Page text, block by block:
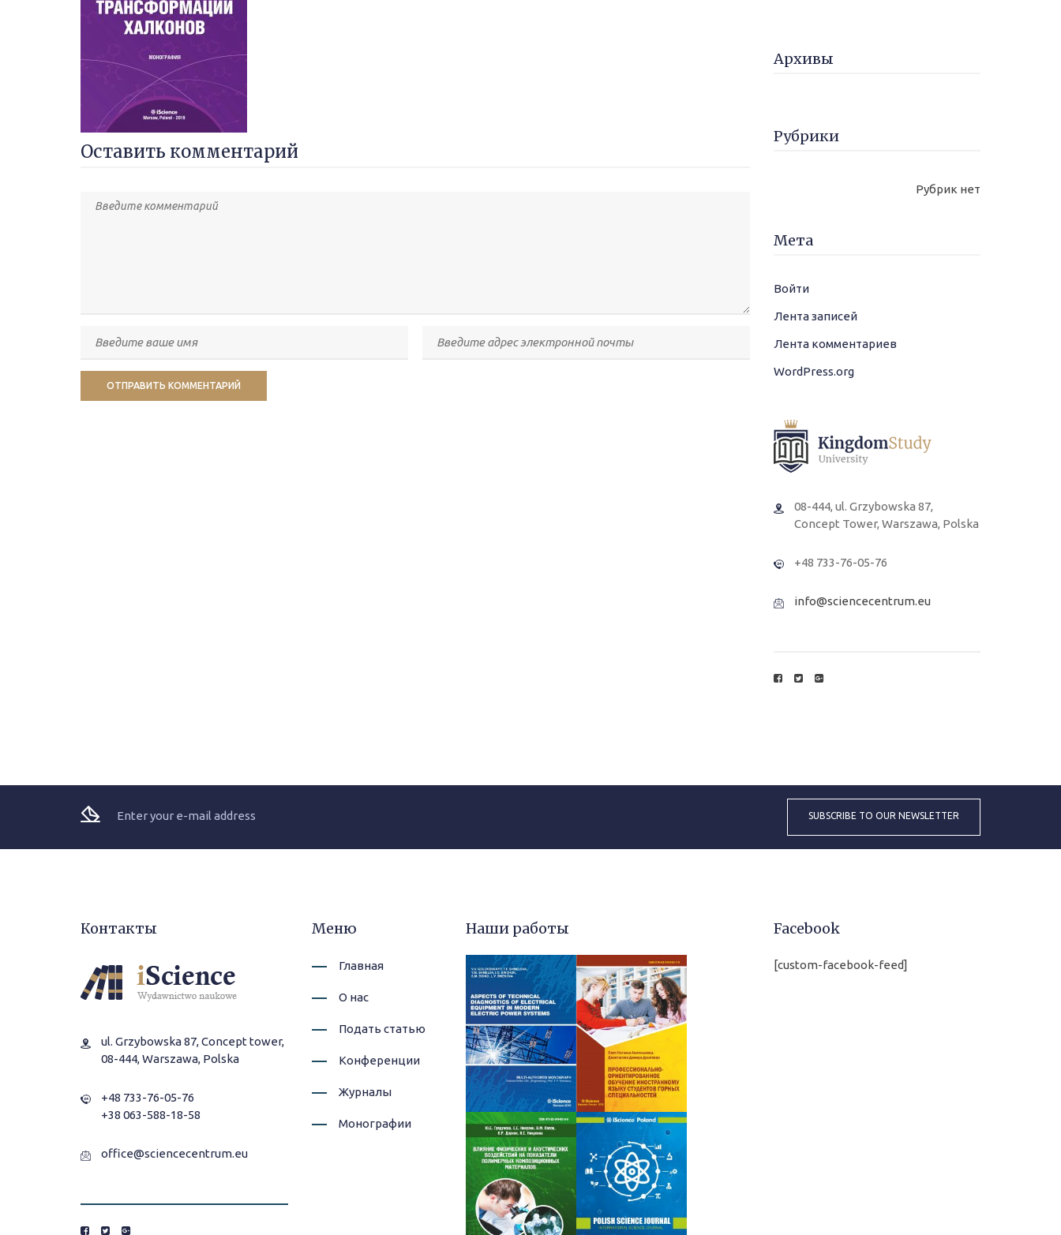
Оставить комментарий
Архивы
Рубрики
Рубрик нет
Мета
Войти
Лента записей
Лента комментариев
WordPress.org
08-444, ul. Grzybowska 87,
Concept Tower, Warszawa, Polska
+48 733-76-05-76
info@sciencecentrum.eu
Контакты
ul. Grzybowska 87, Concept tower,
08-444, Warszawa, Polska
+48 733-76-05-76
+38 063-588-18-58
office@sciencecentrum.eu
Меню
Главная
О нас
Подать статью
Конференции
Журналы
Монографии
Наши работы Facebook
[custom-facebook-feed]